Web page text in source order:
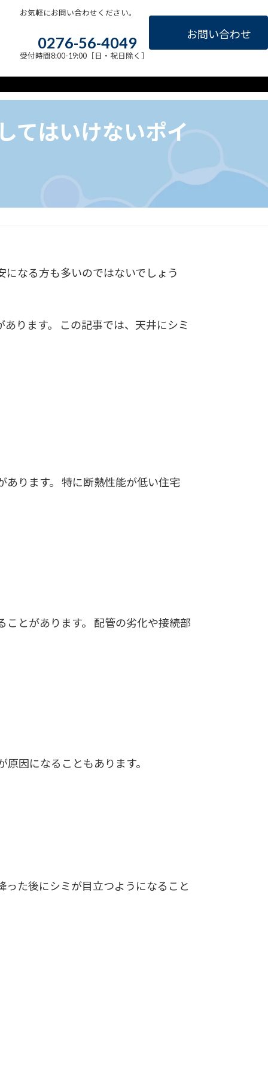
お気軽にお問い合わせください。
0276-56-4049
受付時間8:00-19:00［日・祝日除く］
お問い合わせ
てはいけないポイ
なる方も多いのではないでしょう
ります。 この記事では、天井にシミ
ります。 特に断熱性能が低い住宅
とがあります。 配管の劣化や接続部
因になることもあります。
った後にシミが目立つようになること